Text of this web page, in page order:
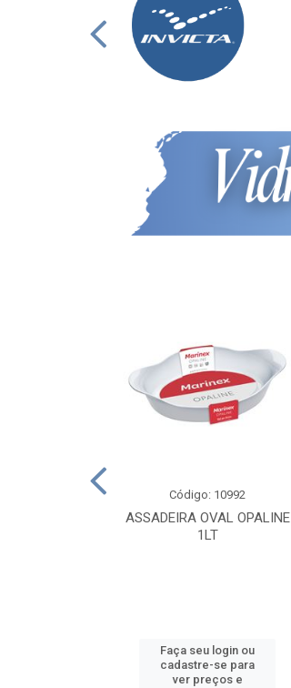
ASSADEIRA OVAL OPALINE
1LT
Código: 10992
Faça seu login ou
cadastre-se para
ver preços e